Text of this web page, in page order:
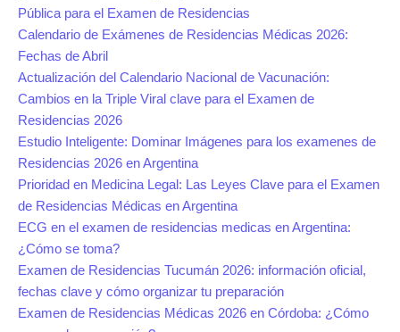
Pública para el Examen de Residencias
Calendario de Exámenes de Residencias Médicas 2026:
Fechas de Abril
Actualización del Calendario Nacional de Vacunación:
Cambios en la Triple Viral clave para el Examen de
Residencias 2026
Estudio Inteligente: Dominar Imágenes para los examenes de
Residencias 2026 en Argentina
Prioridad en Medicina Legal: Las Leyes Clave para el Examen
de Residencias Médicas en Argentina
ECG en el examen de residencias medicas en Argentina:
¿Cómo se toma?
Examen de Residencias Tucumán 2026: información oficial,
fechas clave y cómo organizar tu preparación
Examen de Residencias Médicas 2026 en Córdoba: ¿Cómo